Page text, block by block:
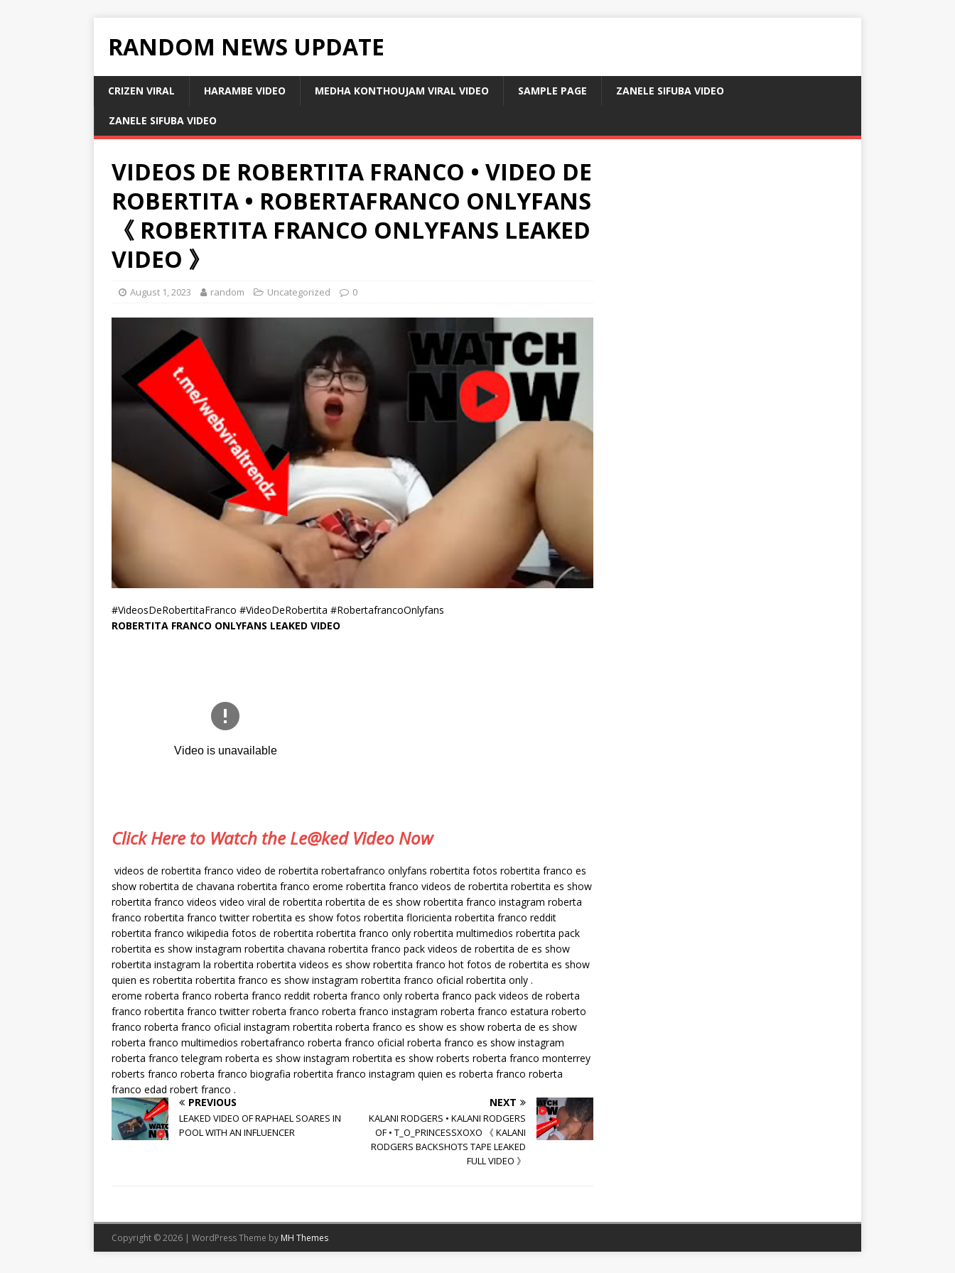
RANDOM NEWS UPDATE
CRIZEN VIRAL HARAMBE VIDEO MEDHA KONTHOUJAM VIRAL VIDEO SAMPLE PAGE ZANELE SIFUBA VIDEO
ZANELE SIFUBA VIDEO
VIDEOS DE ROBERTITA FRANCO • VIDEO DE
ROBERTITA • ROBERTAFRANCO ONLYFANS
《 ROBERTITA FRANCO ONLYFANS LEAKED
VIDEO 》
August 1, 2023 random Uncategorized 0
#VideosDeRobertitaFranco #VideoDeRobertita #RobertafrancoOnlyfans
ROBERTITA FRANCO ONLYFANS LEAKED VIDEO
Click Here to Watch the Le@ked Video Now
videos de robertita franco video de robertita robertafranco onlyfans robertita fotos robertita franco es
show robertita de chavana robertita franco erome robertita franco videos de robertita robertita es show
robertita franco videos video viral de robertita robertita de es show robertita franco instagram roberta
franco robertita franco twitter robertita es show fotos robertita floricienta robertita franco reddit
robertita franco wikipedia fotos de robertita robertita franco only robertita multimedios robertita pack
robertita es show instagram robertita chavana robertita franco pack videos de robertita de es show
robertita instagram la robertita robertita videos es show robertita franco hot fotos de robertita es show
quien es robertita robertita franco es show instagram robertita franco oficial robertita only .
erome roberta franco roberta franco reddit roberta franco only roberta franco pack videos de roberta
franco robertita franco twitter roberta franco roberta franco instagram roberta franco estatura roberto
franco roberta franco oficial instagram robertita roberta franco es show es show roberta de es show
roberta franco multimedios robertafranco roberta franco oficial roberta franco es show instagram
roberta franco telegram roberta es show instagram robertita es show roberts roberta franco monterrey
roberts franco roberta franco biografia robertita franco instagram quien es roberta franco roberta
franco edad robert franco .
PREVIOUS
LEAKED VIDEO OF RAPHAEL SOARES IN
POOL WITH AN INFLUENCER
NEXT
KALANI RODGERS • KALANI RODGERS
OF • T_O_PRINCESSXOXO 《 KALANI
RODGERS BACKSHOTS TAPE LEAKED
FULL VIDEO 》
Copyright © 2026 | WordPress Theme by MH Themes